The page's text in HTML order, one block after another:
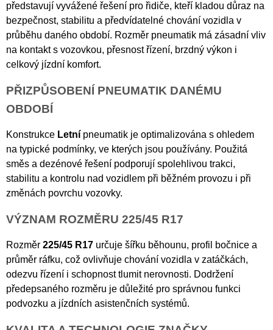
představují vyvážené řešení pro řidiče, kteří kladou důraz na
bezpečnost, stabilitu a předvídatelné chování vozidla v
průběhu daného období. Rozměr pneumatik má zásadní vliv
na kontakt s vozovkou, přesnost řízení, brzdný výkon i
celkový jízdní komfort.
PŘIZPŮSOBENÍ PNEUMATIK DANÉMU
OBDOBÍ
Konstrukce Letní pneumatik je optimalizována s ohledem
na typické podmínky, ve kterých jsou používány. Použitá
směs a dezénové řešení podporují spolehlivou trakci,
stabilitu a kontrolu nad vozidlem při běžném provozu i při
změnách povrchu vozovky.
VÝZNAM ROZMĚRU 225/45 R17
Rozměr 225/45 R17 určuje šířku běhounu, profil bočnice a
průměr ráfku, což ovlivňuje chování vozidla v zatáčkách,
odezvu řízení i schopnost tlumit nerovnosti. Dodržení
předepsaného rozměru je důležité pro správnou funkci
podvozku a jízdních asistenčních systémů.